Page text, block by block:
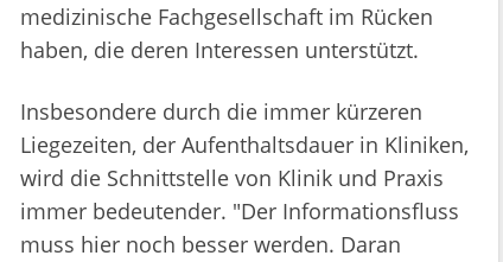
medizinische Fachgesellschaft im Rücken
haben, die deren Interessen unterstützt.
Insbesondere durch die immer kürzeren
Liegezeiten, der Aufenthaltsdauer in Kliniken,
wird die Schnittstelle von Klinik und Praxis
immer bedeutender. "Der Informationsfluss
muss hier noch besser werden. Daran